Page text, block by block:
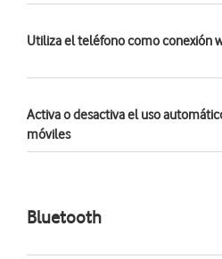
Utiliza el teléfono como conexión
Activa o desactiva el uso
móviles
Bluetooth